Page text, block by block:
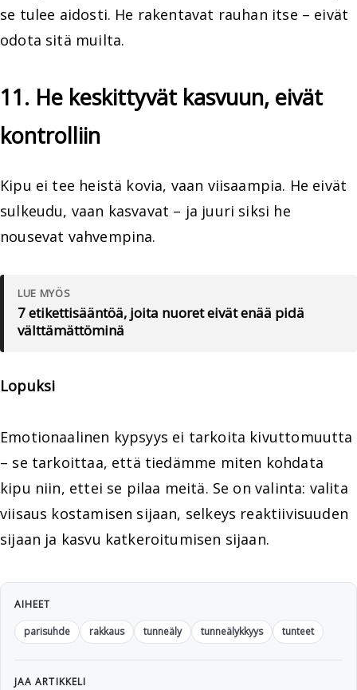
se tulee aidosti. He rakentavat rauhan itse – eivät
odota sitä muilta.
11. He keskittyvät kasvuun, eivät
kontrolliin
Kipu ei tee heistä kovia, vaan viisaampia. He eivät
sulkeudu, vaan kasvavat – ja juuri siksi he
nousevat vahvempina.
LUE MYÖS
7 etikettisääntöä, joita nuoret eivät enää pidä
välttämättöminä
Lopuksi
Emotionaalinen kypsyys ei tarkoita kivuttomuutta
– se tarkoittaa, että tiedämme miten kohdata
kipu niin, ettei se pilaa meitä. Se on valinta: valita
viisaus kostamisen sijaan, selkeys reaktiivisuuden
sijaan ja kasvu katkeroitumisen sijaan.
AIHEET
parisuhde
rakkaus tunneäly tunneälykkyys tunteet
JAA ARTIKKELI